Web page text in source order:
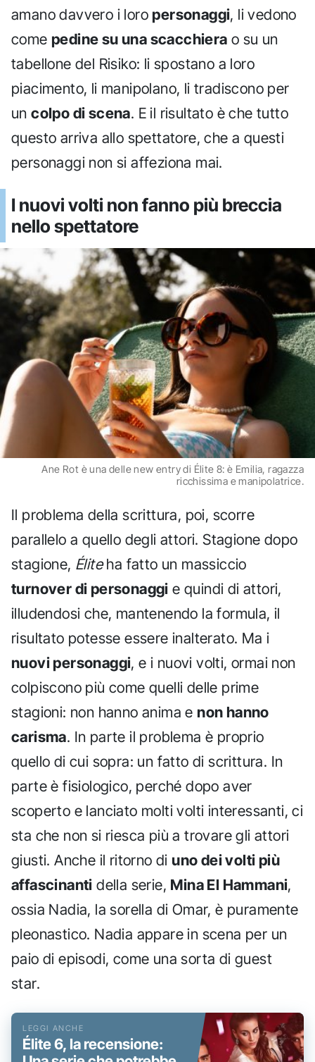
amano davvero i loro personaggi, li vedono
come pedine su una scacchiera o su un
tabellone del Risiko: li spostano a loro
piacimento, li manipolano, li tradiscono per
uncolpo di scena. E il risultato è che tutto
questo arriva allo spettatore, che a questi
personaggi non si affeziona mai.
I nuovi volti non fanno più breccia
nello spettatore
Ane Rot è una delle new entry di Élite 8: è Emilia, ragazza
ricchissima e manipolatrice.
Il problema della scrittura, poi, scorre
parallelo a quello degli attori. Stagione dopo
stagione, Éliteha fatto un massiccio
turnover di personaggi e quindi di attori,
illudendosi che, mantenendo la formula, il
risultato potesse essere inalterato. Ma i
nuovi personaggi, e i nuovi volti, ormai non
colpiscono più come quelli delle prime
stagioni: non hanno anima e non hanno
carisma. In parte il problema è proprio
quello di cui sopra: un fatto di scrittura. In
parte è fisiologico, perché dopo aver
scoperto e lanciato molti volti interessanti, ci
sta che non si riesca più a trovare gli attori
giusti. Anche il ritorno di uno dei volti più
affascinanti della serie, Mina El Hammani,
ossia Nadia, la sorella di Omar, è puramente
pleonastico. Nadia appare in scena per un
paio di episodi, come una sorta di guest
star.
Élite 6, la recensione: